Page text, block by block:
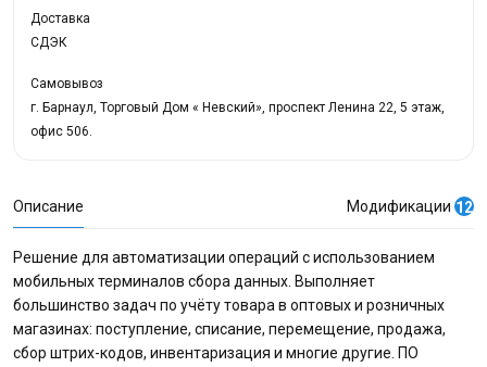
Доставка
СДЭК
Самовывоз
г. Барнаул, Торговый Дом « Невский», проспект Ленина 22, 5 этаж,
офис 506.
Описание Модификации 12
Решение для автоматизации операций с использованием
мобильных терминалов сбора данных. Выполняет
большинство задач по учёту товара в оптовых и розничных
магазинах: поступление, списание, перемещение, продажа,
сбор штрих-кодов, инвентаризация и многие другие. ПО